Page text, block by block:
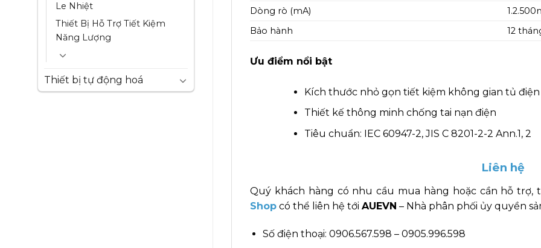
Le Nhiệt
Thiết Bị Hỗ Trợ Tiết Kiệm
Năng Lượng
Thiết bị tự động hoá
Dòng rò (mA)
Bảo hành
12
Ưu điểm nổi bật
Kích thước nhỏ gọn tiết kiệm không gian tủ điện
Thiết kế thông minh chống tai nạn điện
Tiêu chuẩn: IEC 60947-2, JIS C 8201-2-2 Ann.1, 2
Liên hệ
Quý khách hàng có nhu cầu mua hàng hoặc cần hỗ trợ,
Shop có thể liên hệ tới AUEVN – Nhà phân phối ủy quyền
Số điện thoại: 0906.567.598 – 0905.996.598